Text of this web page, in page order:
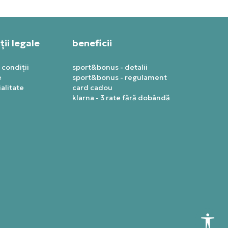
legale
condiții
beneficii
sport&bonus - detalii
sport&bonus - regulament
card cadou
klarna - 3 rate fără dobândă